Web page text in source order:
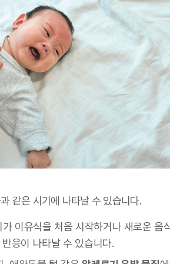
같은 시기에 나타날 수 있습니다.
가 이유식을 처음 시작하거나 새로운 음
응이 나타날 수 있습니다.